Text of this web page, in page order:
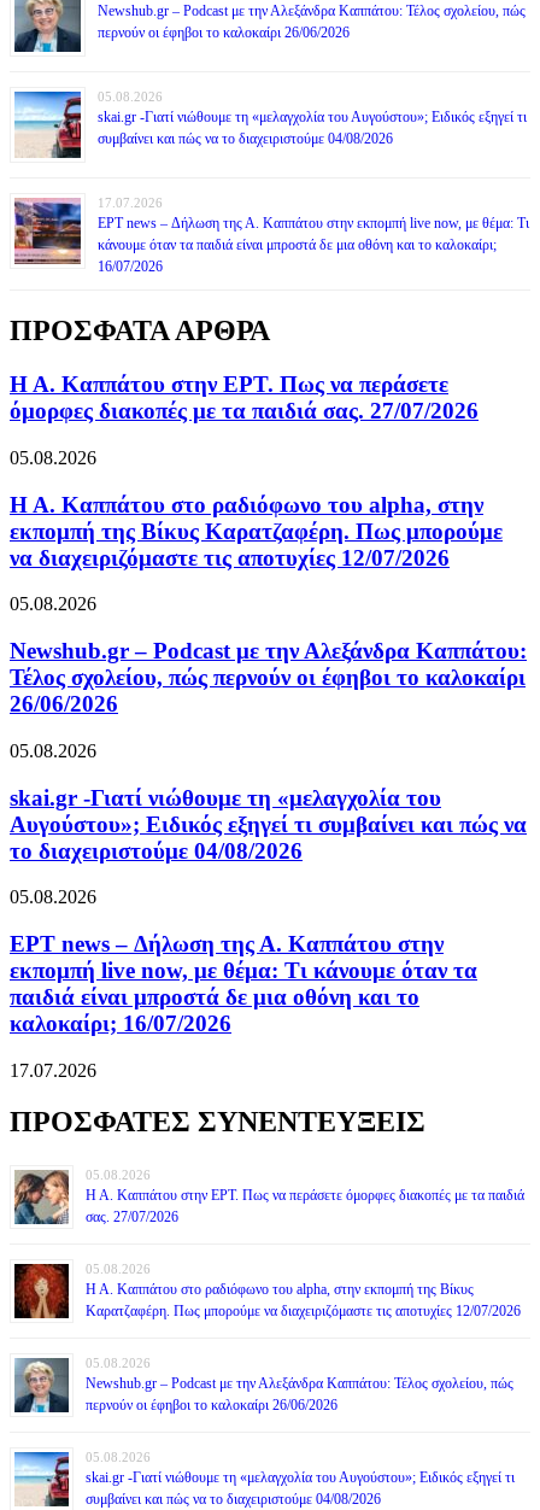
Newshub.gr – Podcast με την Αλεξάνδρα Καππάτου: Τέλος σχολείου, πώς
περνούν οι έφηβοι το καλοκαίρι 26/06/2026
05.08.2026
skai.gr -Γιατί νιώθουμε τη «μελαγχολία του Αυγούστου»; Ειδικός εξηγεί τι
συμβαίνει και πώς να το διαχειριστούμε 04/08/2026
17.07.2026
ΕΡΤ news – Δήλωση της Α. Καππάτου στην εκπομπή live now, με θέμα: Τι
κάνουμε όταν τα παιδιά είναι μπροστά δε μια οθόνη και το καλοκαίρι;
16/07/2026
ΠΡΟΣΦΑΤΑ ΑΡΘΡΑ
Η Α. Καππάτου στην ΕΡΤ. Πως να περάσετε
όμορφες διακοπές με τα παιδιά σας. 27/07/2026
05.08.2026
Η Α. Καππάτου στο ραδιόφωνο του alpha, στην
εκπομπή της Βίκυς Καρατζαφέρη. Πως μπορούμε
να διαχειριζόμαστε τις αποτυχίες 12/07/2026
05.08.2026
Newshub.gr – Podcast με την Αλεξάνδρα Καππάτου:
Τέλος σχολείου, πώς περνούν οι έφηβοι το καλοκαίρι
26/06/2026
05.08.2026
skai.gr -Γιατί νιώθουμε τη «μελαγχολία του
Αυγούστου»; Ειδικός εξηγεί τι συμβαίνει και πώς να
το διαχειριστούμε 04/08/2026
05.08.2026
ΕΡΤ news – Δήλωση της Α. Καππάτου στην
εκπομπή live now, με θέμα: Τι κάνουμε όταν τα
παιδιά είναι μπροστά δε μια οθόνη και το
καλοκαίρι; 16/07/2026
17.07.2026
ΠΡΟΣΦΑΤΕΣ ΣΥΝΕΝΤΕΥΞΕΙΣ
05.08.2026
Η Α. Καππάτου στην ΕΡΤ. Πως να περάσετε όμορφες διακοπές με τα παιδιά
σας. 27/07/2026
05.08.2026
Η Α. Καππάτου στο ραδιόφωνο του alpha, στην εκπομπή της Βίκυς
Καρατζαφέρη. Πως μπορούμε να διαχειριζόμαστε τις αποτυχίες 12/07/2026
05.08.2026
Newshub.gr – Podcast με την Αλεξάνδρα Καππάτου: Τέλος σχολείου, πώς
περνούν οι έφηβοι το καλοκαίρι 26/06/2026
05.08.2026
skai.gr -Γιατί νιώθουμε τη «μελαγχολία του Αυγούστου»; Ειδικός εξηγεί τι
συμβαίνει και πώς να το διαχειριστούμε 04/08/2026